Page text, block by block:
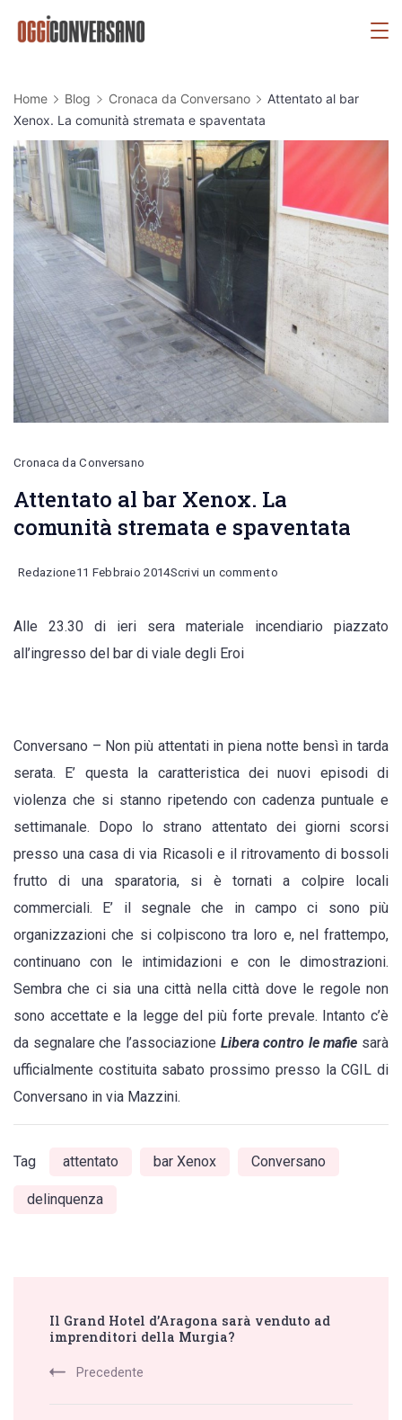
Home Blog Cronaca da Conversano
Attentato al bar
Xenox. La comunità stremata e spaventata
Cronaca da Conversano
Attentato al bar Xenox. La
comunità stremata e spaventata
Redazione11 Febbraio 2014Scrivi un commentoon
al
Alle 23.30 di ieri sera materiale incendiario piazzato
all’ingresso del bar di viale degli Eroi
Conversano – Non più attentati in piena notte bensì in tarda
serata. E’ questa la caratteristica dei nuovi episodi di
violenza che si stanno ripetendo con cadenza puntuale e
settimanale. Dopo lo strano attentato dei giorni scorsi
presso una casa di via Ricasoli e il ritrovamento di bossoli
frutto di una sparatoria, si è tornati a colpire locali
commerciali. E’ il segnale che in campo ci sono più
organizzazioni che si colpiscono tra loro e, nel frattempo,
continuano con le intimidazioni e con le dimostrazioni.
Sembra che ci sia una città nella città dove le regole non
sono accettate e la legge del più forte prevale. Intanto c’è
da segnalare che l’associazione Libera contro le mafie sarà
ufficialmente costituita sabato prossimo presso la CGIL di
Conversano in via Mazzini.
Tag attentato bar Xenox Conversano
delinquenza
Navigation
Il Grand Hotel d’Aragona sarà venduto ad
imprenditori della Murgia?
Precedente